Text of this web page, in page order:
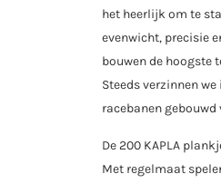
het heerlijk om te
evenwicht, precisie
bouwen de hoogste
Steeds verzinnen
racebanen gebouwd
De 200 KAPLA
Met regelmaat